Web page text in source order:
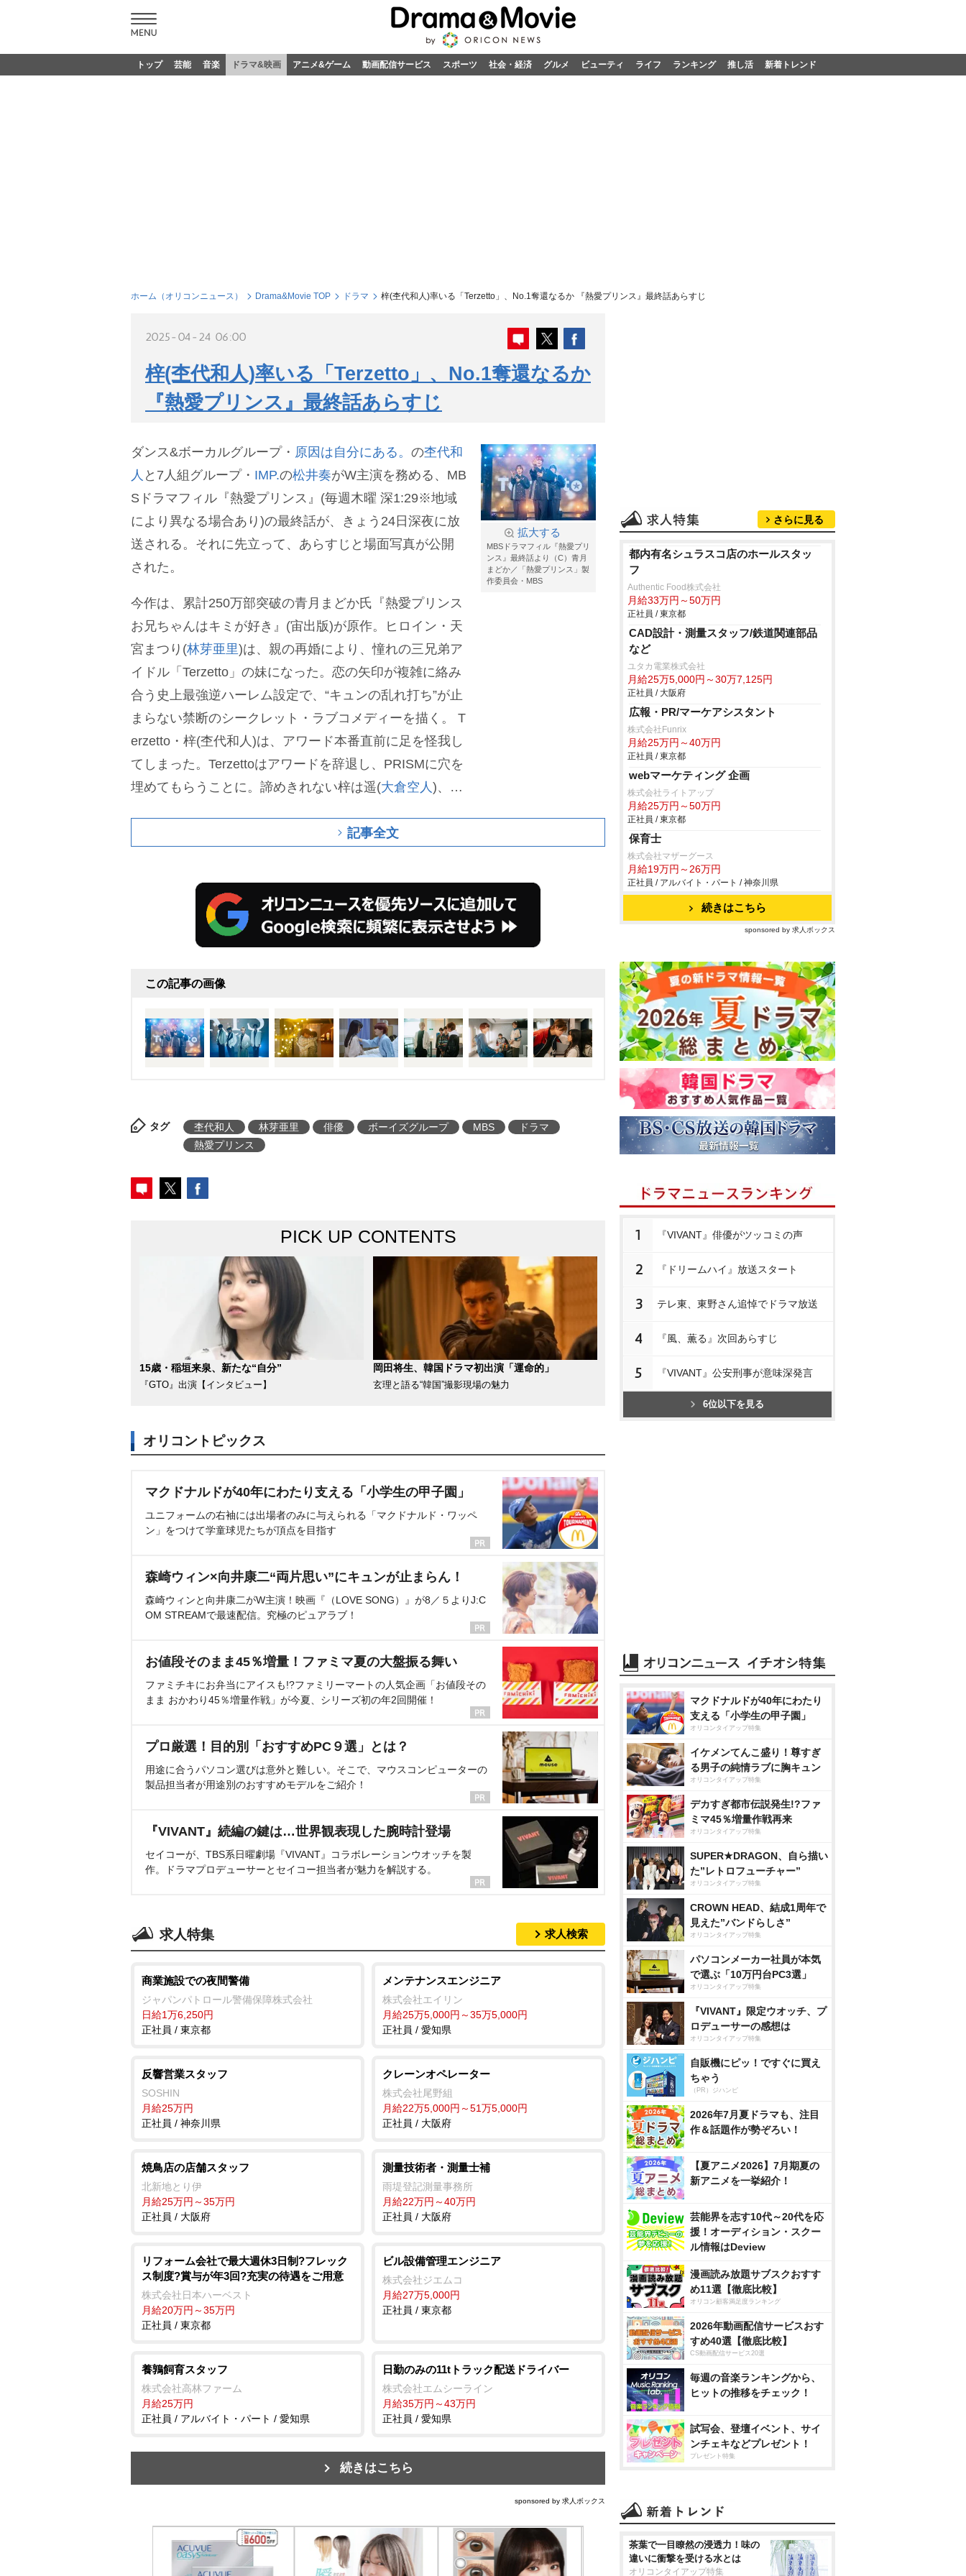
トップ 芸能 音楽 ドラマ&映画 アニメ&ゲーム 動画配信サービス スポーツ 社会・経済 グルメ ビューティ ライフ ランキング 推し活 新着トレンド
ホーム（オリコンニュース） Drama&Movie TOP ドラマ 梓(杢代和人)率いる「Terzetto」、No.1奪還なるか 『熱愛プリンス』最終話あらすじ
2025-04-24 06:00
梓(杢代和人)率いる「Terzetto」、No.1奪還なるか
『熱愛プリンス』最終話あらすじ
拡大する
MBSドラマフィル『熱愛プリ
ンス』最終話より（C）青月
まどか／「熱愛プリンス」製
作委員会・MBS
ダンス&ボーカルグループ・ 原因は自分にある。 の杢代和
人 と7人組グループ・ IMP.の松井奏がW主演を務める、MB
Sドラマフィル『熱愛プリンス』(毎週木曜 深1:29※地域
により異なる場合あり)の最終話が、きょう24日深夜に放
送される。それに先立って、あらすじと場面写真が公開
された。
今作は、累計250万部突破の青月まどか氏『熱愛プリンス
お兄ちゃんはキミが好き』(宙出版)が原作。ヒロイン・天
宮まつり(林芽亜里)は、親の再婚により、憧れの三兄弟ア
イドル「Terzetto」の妹になった。恋の矢印が複雑に絡み
合う史上最強逆ハーレム設定で、“キュンの乱れ打ち”が止
まらない禁断のシークレット・ラブコメディーを描く。
T
erzetto・梓(杢代和人)は、アワード本番直前に足を怪我し
てしまった。Terzettoはアワードを辞退し、PRISMに穴を
埋めてもらうことに。諦めきれない梓は遥(大倉空人)、理
さらに、PRISMのメンバーたちも「正々堂々と戦い
ライズアワード」で頂上決戦に挑む。どちらがグランプ
リに輝くのか。そして、それぞれの恋心はどこに行きつ
くのか。“アイドルとの禁断の恋”がついにフィナーレを迎
記事全文
この記事の画像
タグ 杢代和人 林芽亜里 俳優 ボーイズグループ MBS
ドラマ
熱愛プリンス
PICK UP CONTENTS
15歳・稲垣来泉、新たな“自分”
『GTO』出演【インタビュー】
岡田将生、韓国ドラマ初出演「運命的」
玄理と語る“韓国”撮影現場の魅力
オリコントピックス
マクドナルドが40年にわたり支える「小学生の甲子園」
ユニフォームの右袖には出場者のみに与えられる「マクドナルド・ワッペ
ン」をつけて学童球児たちが頂点を目指す
森崎ウィン×向井康二“両片思い”にキュンが止まらん！
森崎ウィンと向井康二がW主演！映画『（LOVE SONG）』が8／５よりJ:C
OM STREAMで最速配信。究極のピュアラブ！
お値段そのまま45％増量！ファミマ夏の大盤振る舞い
ファミチキにお弁当にアイスも!?ファミリーマートの人気企画「お値段その
まま おかわり45％増量作戦」が今夏、シリーズ初の年2回開催！
プロ厳選！目的別「おすすめPC９選」とは？
用途に合うパソコン選びは意外と難しい。そこで、マウスコンピューターの
製品担当者が用途別のおすすめモデルをご紹介！
『VIVANT』続編の鍵は…世界観表現した腕時計登場
セイコーが、TBS系日曜劇場『VIVANT』コラボレーションウオッチを製
作。ドラマプロデューサーとセイコー担当者が魅力を解説する。
求人特集 求人検索
商業施設での夜間警備
ジャパンパトロール警備保障株式会社
日給1万6,250円
正社員 / 東京都
メンテナンスエンジニア
株式会社エイリン
月給25万5,000円～35万5,000円
正社員 / 愛知県
反響営業スタッフ
SOSHIN
月給25万円
正社員 / 神奈川県
クレーンオペレーター
株式会社尾野組
月給22万5,000円～51万5,000円
正社員 / 大阪府
焼鳥店の店舗スタッフ
北新地とり伊
月給25万円～35万円
正社員 / 大阪府
測量技術者・測量士補
雨堤登記測量事務所
月給22万円～40万円
正社員 / 大阪府
リフォーム会社で最大週休3日制?フレック
ス制度?賞与が年3回?充実の待遇をご用意
株式会社日本ハーベスト
月給20万円～35万円
正社員 / 東京都
ビル設備管理エンジニア
株式会社ジエムコ
月給27万5,000円
正社員 / 東京都
養鶉飼育スタッフ
株式会社高林ファーム
月給25万円
正社員 / アルバイト・パート / 愛知県
日勤のみの11tトラック配送ドライバー
株式会社エムシーライン
月給35万円～43万円
正社員 / 愛知県
続きはこちら
sponsored by 求人ボックス
さらに見る
都内有名シュラスコ店のホールスタッ
フ
Authentic Food株式会社
月給33万円～50万円
正社員 / 東京都
CAD設計・測量スタッフ/鉄道関連部品
など
ユタカ電業株式会社
月給25万5,000円～30万7,125円
正社員 / 大阪府
広報・PR/マーケアシスタント
株式会社Funrix
月給25万円～40万円
正社員 / 東京都
webマーケティング 企画
株式会社ライトアップ
月給25万円～50万円
正社員 / 東京都
保育士
株式会社マザーグース
月給19万円～26万円
正社員 / アルバイト・パート / 神奈川県
続きはこちら
sponsored by 求人ボックス
1 『VIVANT』俳優がツッコミの声
2 『ドリームハイ』放送スタート
3 テレ東、東野さん追悼でドラマ放送
4 『風、薫る』次回あらすじ
5 『VIVANT』公安刑事が意味深発言
6位以下を見る
マクドナルドが40年にわたり
支える「小学生の甲子園」
オリコンタイアップ特集
イケメンてんこ盛り！尊すぎ
る男子の純情ラブに胸キュン
オリコンタイアップ特集
デカすぎ都市伝説発生!?ファ
ミマ45％増量作戦再来
オリコンタイアップ特集
SUPER★DRAGON、自ら描い
た”レトロフューチャー”
オリコンタイアップ特集
CROWN HEAD、結成1周年で
見えた”バンドらしさ”
オリコンタイアップ特集
パソコンメーカー社員が本気
で選ぶ「10万円台PC3選」
オリコンタイアップ特集
『VIVANT』限定ウオッチ、プ
ロデューサーの感想は
オリコンタイアップ特集
自販機にピッ！ですぐに買え
ちゃう
（PR）ジハンピ
2026年7月夏ドラマも、注目
作＆話題作が勢ぞろい！
【夏アニメ2026】7月期夏の
新アニメを一挙紹介！
芸能界を志す10代～20代を応
援！オーディション・スクー
ル情報はDeview
漫画読み放題サブスクおすす
め11選【徹底比較】
オリコン顧客満足度ランキング
2026年動画配信サービスおす
すめ40選【徹底比較】
CS動画配信サービス20選
毎週の音楽ランキングから、
ヒットの推移をチェック！
試写会、登壇イベント、サイ
ンチェキなどプレゼント！
プレゼント特集
茶葉で一目瞭然の浸透力！味の
違いに衝撃を受ける水とは
オリコンタイアップ特集